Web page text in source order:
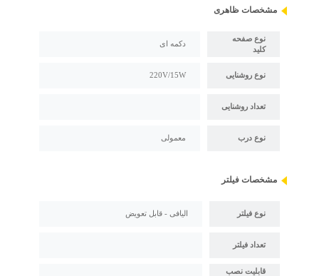
مشخصات ظاهری
نوع صفحه
کلید
دکمه ای
نوع روشنایی 220V/15W
تعداد روشنایی
نوع درب معمولی
مشخصات فیلتر
نوع فیلتر الیافی - قابل تعویض
تعداد فیلتر
قابلیت نصب